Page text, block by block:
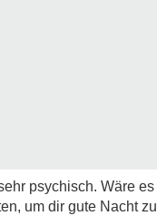
psychisch. Wäre
um dir gute Nacht